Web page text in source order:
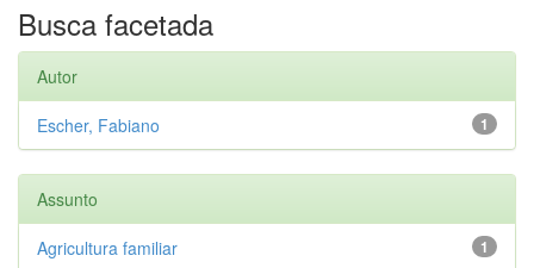
Busca facetada
Autor
1
Escher, Fabiano
Assunto
1
Agricultura familiar